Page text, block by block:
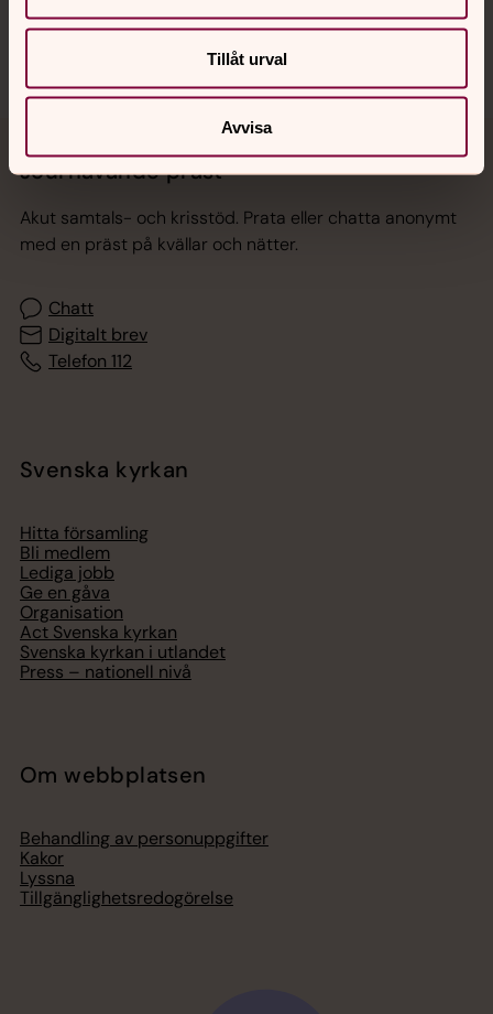
Tillåt urval
Avvisa
Jourhavande präst
Akut samtals- och krisstöd. Prata eller chatta anonymt
med en präst på kvällar och nätter.
Chatt
Digitalt brev
Telefon 112
Svenska kyrkan
Hitta församling
Bli medlem
Lediga jobb
Ge en gåva
Organisation
Act Svenska kyrkan
Svenska kyrkan i utlandet
Press – nationell nivå
Om webbplatsen
Behandling av personuppgifter
Kakor
Lyssna
Tillgänglighetsredogörelse